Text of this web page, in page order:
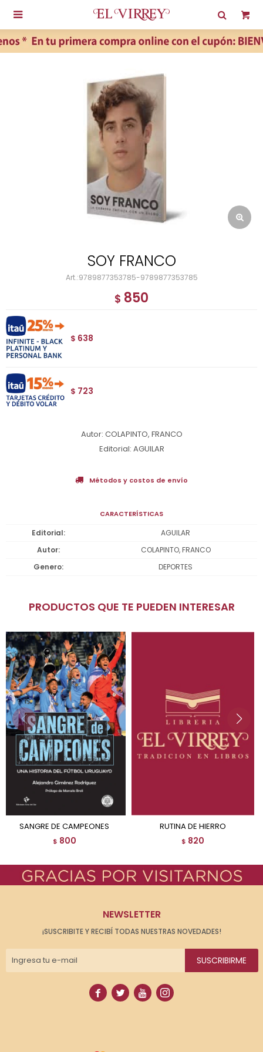

SOY FRANCO
9789877353785-9789877353785
$ 850
$ 638
$ 723
Autor: COLAPINTO, FRANCO
Editorial: AGUILAR
Métodos y costos de envío
CARACTERÍSTICAS
Editorial
AGUILAR
Autor
COLAPINTO, FRANCO
Genero
DEPORTES
PRODUCTOS QUE TE PUEDEN INTERESAR
SANGRE DE CAMPEONES
$ 800
RUTINA DE HIERRO
$ 820
NEWSLETTER
¡SUSCRIBITE Y RECIBÍ TODAS NUESTRAS NOVEDADES!
SUSCRIBIRME
   